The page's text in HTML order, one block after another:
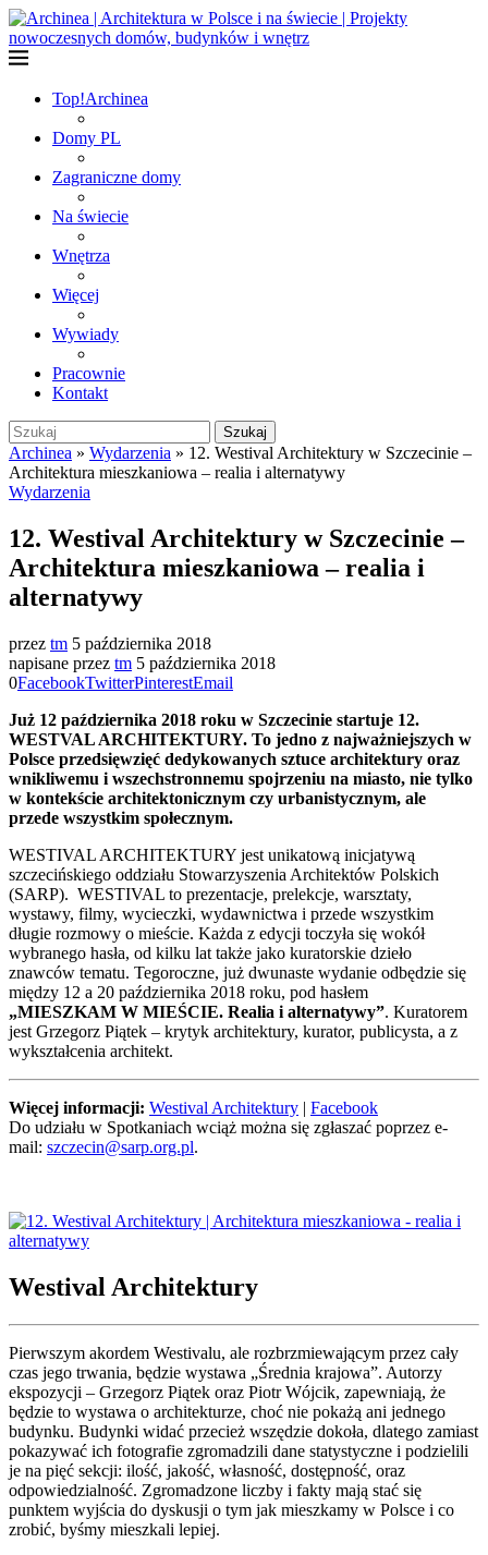
Top!Archinea
Domy PL
Zagraniczne domy
Na świecie
Wnętrza
Więcej
Wywiady
Pracownie
Kontakt
Szukaj
Archinea » Wydarzenia » 12. Westival Architektury w Szczecinie –
Architektura mieszkaniowa – realia i alternatywy
Wydarzenia
12. Westival Architektury w Szczecinie –
Architektura mieszkaniowa – realia i
alternatywy
przez tm 5 października 2018
napisane przez tm 5 października 2018
0FacebookTwitterPinterestEmail
Już 12 października 2018 roku w Szczecinie startuje 12.
WESTVAL ARCHITEKTURY. To jedno z najważniejszych w
Polsce przedsięwzięć dedykowanych sztuce architektury oraz
wnikliwemu i wszechstronnemu spojrzeniu na miasto, nie tylko
w kontekście architektonicznym czy urbanistycznym, ale
przede wszystkim społecznym.
WESTIVAL ARCHITEKTURY jest unikatową inicjatywą
szczecińskiego oddziału Stowarzyszenia Architektów Polskich
(SARP). WESTIVAL to prezentacje, prelekcje, warsztaty,
wystawy, filmy, wycieczki, wydawnictwa i przede wszystkim
długie rozmowy o mieście. Każda z edycji toczyła się wokół
wybranego hasła, od kilku lat także jako kuratorskie dzieło
znawców tematu. Tegoroczne, już dwunaste wydanie odbędzie się
między 12 a 20 października 2018 roku, pod hasłem
„MIESZKAM W MIEŚCIE. Realia i alternatywy”. Kuratorem
jest Grzegorz Piątek – krytyk architektury, kurator, publicysta, a z
wykształcenia architekt.
Więcej informacji: Westival Architektury | Facebook
Do udziału w Spotkaniach wciąż można się zgłaszać poprzez e-
mail: szczecin@sarp.org.pl.
Westival Architektury
Pierwszym akordem Westivalu, ale rozbrzmiewającym przez cały
czas jego trwania, będzie wystawa „Średnia krajowa”. Autorzy
ekspozycji – Grzegorz Piątek oraz Piotr Wójcik, zapewniają, że
będzie to wystawa o architekturze, choć nie pokażą ani jednego
budynku. Budynki widać przecież wszędzie dokoła, dlatego zamiast
pokazywać ich fotografie zgromadzili dane statystyczne i podzielili
je na pięć sekcji: ilość, jakość, własność, dostępność, oraz
odpowiedzialność. Zgromadzone liczby i fakty mają stać się
punktem wyjścia do dyskusji o tym jak mieszkamy w Polsce i co
zrobić, byśmy mieszkali lepiej.